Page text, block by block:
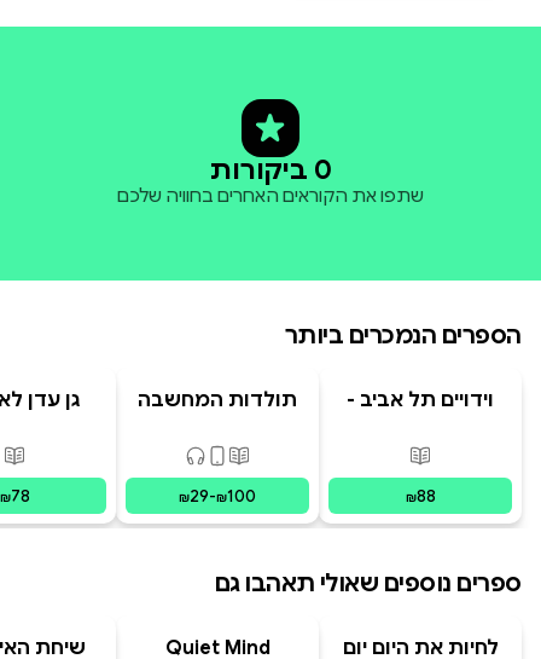
0 ביקורות
שתפו את הקוראים האחרים בחוויה שלכם
הספרים הנמכרים ביותר
וידויים תל אביב -
פורמטים זמינים
מודפס
₪88
תולדות המחשבה
פורמטים זמינים
מודפס,
₪29-₪100
גן עדן
₪78
ספרים נוספים שאולי תאהבו גם
לחיות את היום יום Quiet Mind
שיחת